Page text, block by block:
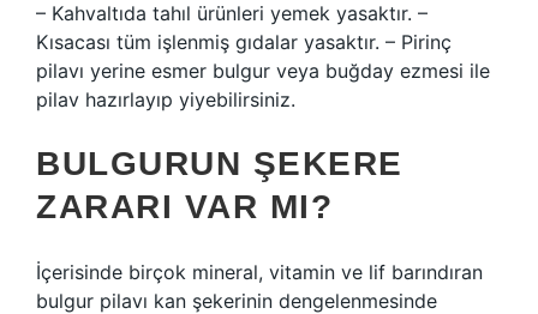
– Kahvaltıda tahıl ürünleri yemek yasaktır. –
Kısacası tüm işlenmiş gıdalar yasaktır. – Pirinç
pilavı yerine esmer bulgur veya buğday ezmesi ile
pilav hazırlayıp yiyebilirsiniz.
BULGURUN ŞEKERE
ZARARI VAR MI?
İçerisinde birçok mineral, vitamin ve lif barındıran
bulgur pilavı kan şekerinin dengelenmesinde